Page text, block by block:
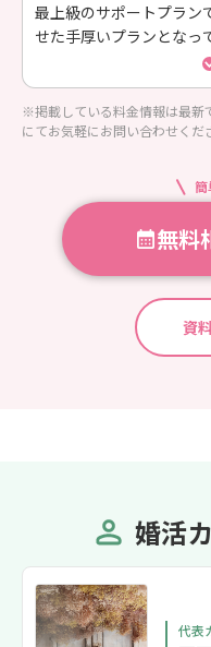
最上級のサポートプラン
せた手厚いプランとなっ
くステップアップしたい
※掲載している料金情報は最新
にてお気軽にお問い合わせくだ
簡
無料
資
婚活
代表